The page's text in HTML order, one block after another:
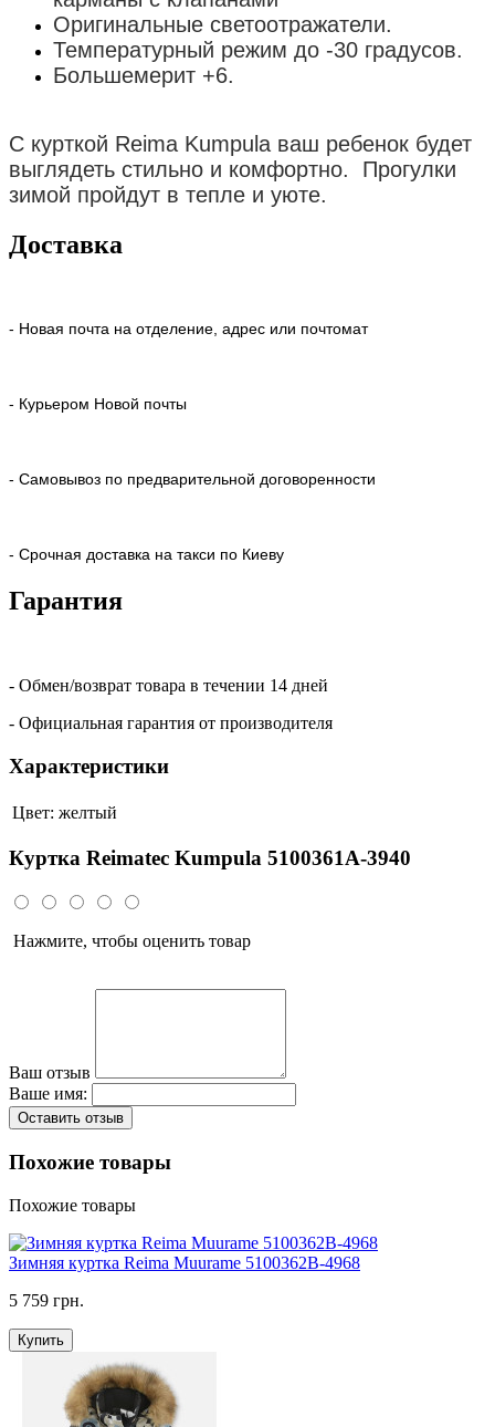
Оригинальные светоотражатели.
Температурный режим до -30 градусов.
Большемерит +6.
С курткой Reima Kumpula ваш ребенок будет
выглядеть стильно и комфортно. Прогулки
зимой пройдут в тепле и уюте.
Доставка
- Новая почта на отделение, адрес или почтомат
- Курьером Новой почты
- Самовывоз по предварительной договоренности
- Срочная доставка на такси по Киеву
Гарантия
- Обмен/возврат товара в течении 14 дней
- Официальная гарантия от производителя
Характеристики
Цвет: желтый
Куртка Reimatec Kumpula 5100361A-3940
Нажмите, чтобы оценить товар
Ваш отзыв
Ваше имя:
Оставить отзыв
Похожие товары
Похожие товары
Зимняя куртка Reima Muurame 5100362B-4968
5 759 грн.
Купить